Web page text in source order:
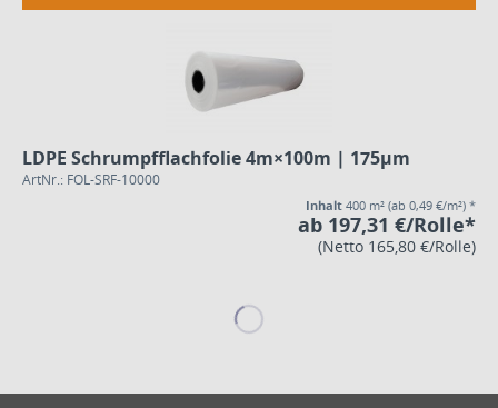
LDPE Schrumpfflachfolie 4m×100m | 175µm
ArtNr.: FOL-SRF-10000
Inhalt 400 m² (ab 0,49 €/m²) *
ab 197,31 €/Rolle*
(Netto 165,80 €/Rolle)